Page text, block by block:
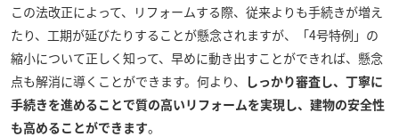
この法改正によって、リフォームする際、従来よりも手続きが増え
たり、工期が延びたりすることが懸念されますが、「4号特例」の
縮小について正しく知って、早めに動き出すことができれば、懸念
点も解消に導くことができます。何より、
しっかり審査し、丁寧に
手続きを進めることで質の高いリフォームを実現し、建物の安全性
も高めることができます。